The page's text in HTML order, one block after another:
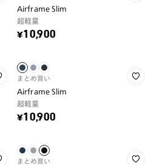
Airframe Slim
超軽量
¥10,900
まとめ買い
Airframe Slim
超軽量
¥10,900
まとめ買い